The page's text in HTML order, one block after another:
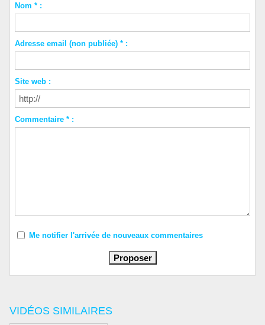
VIDÉOS SIMILAIRES
Nom * :
Adresse email (non publiée) * :
Site web :
Commentaire * :
Me notifier l'arrivée de nouveaux commentaires